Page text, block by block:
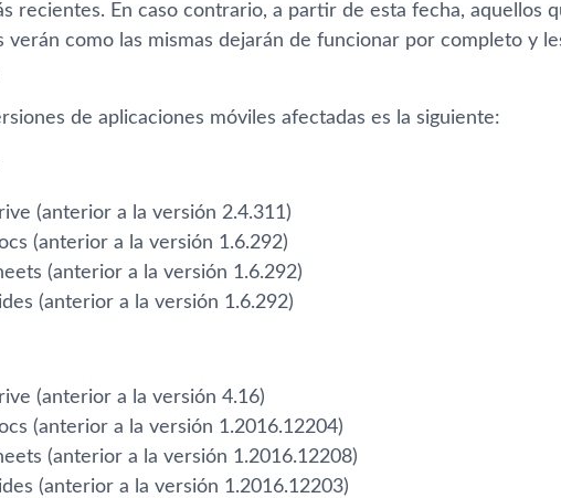
recientes. En caso contrario, a partir de esta fecha, aquellos
verán como las mismas dejarán de funcionar por completo y
de aplicaciones móviles afectadas es la siguiente:
(anterior a la versión 2.4.311)
(anterior a la versión 1.6.292)
(anterior a la versión 1.6.292)
(anterior a la versión 1.6.292)
(anterior a la versión 4.16)
(anterior a la versión 1.2016.12204)
(anterior a la versión 1.2016.12208)
(anterior a la versión 1.2016.12203)